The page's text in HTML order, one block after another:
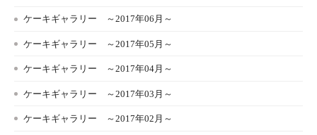
ケーキギャラリー ～2017年06月～
ケーキギャラリー ～2017年05月～
ケーキギャラリー ～2017年04月～
ケーキギャラリー ～2017年03月～
ケーキギャラリー ～2017年02月～